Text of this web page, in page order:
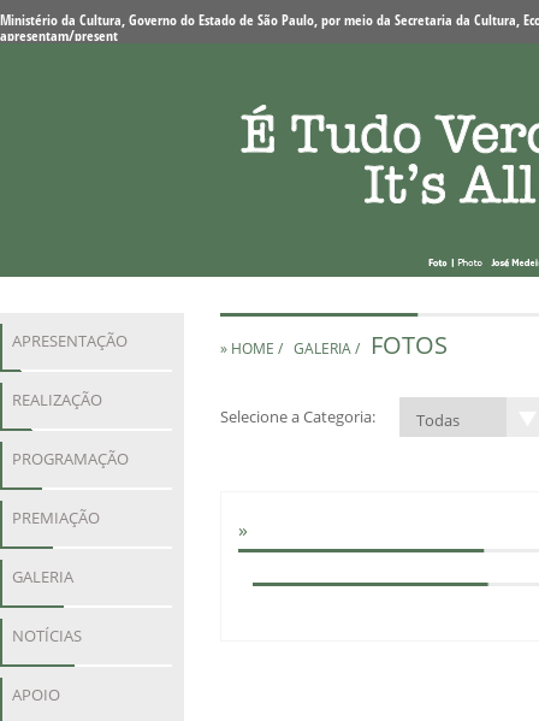
Ministério da Cultura, Governo do Estado de São Paulo, por meio da Secretaria da Cultura,
apresentam/present
APRESENTAÇÃO
REALIZAÇÃO
PROGRAMAÇÃO
PREMIAÇÃO
GALERIA
NOTÍCIAS
APOIO
» HOME / GALERIA / FOTOS
Selecione a Categoria:
»